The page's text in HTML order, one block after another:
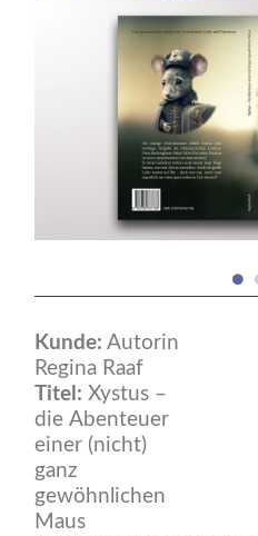
Kunde: Autorin
Regina Raaf
Titel: Xystus –
die Abenteuer
einer (nicht)
ganz
gewöhnlichen
Maus